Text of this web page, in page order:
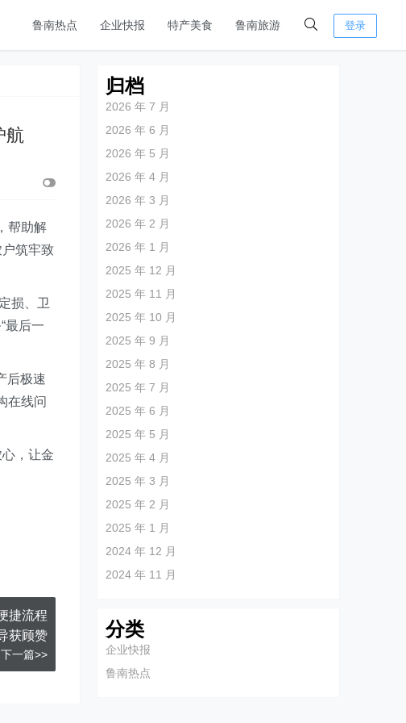
鲁南热点 企业快报 特产美食 鲁南旅游 登录
航
帮助解
筑牢致
损、卫
最后一
后极速
在线问
心，让金
捷流程
获顾赞
下一篇>>
归档
2026 年 7 月
2026 年 6 月
2026 年 5 月
2026 年 4 月
2026 年 3 月
2026 年 2 月
2026 年 1 月
2025 年 12 月
2025 年 11 月
2025 年 10 月
2025 年 9 月
2025 年 8 月
2025 年 7 月
2025 年 6 月
2025 年 5 月
2025 年 4 月
2025 年 3 月
2025 年 2 月
2025 年 1 月
2024 年 12 月
2024 年 11 月
分类
企业快报
鲁南热点